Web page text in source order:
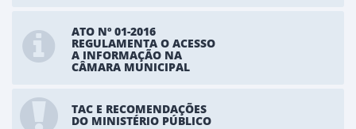
ATO Nº 01-2016
REGULAMENTA O ACESSO
A INFORMAÇÃO NA
CÂMARA MUNICIPAL
TAC E RECOMENDAÇÕES
DO MINISTÉRIO PÚBLICO